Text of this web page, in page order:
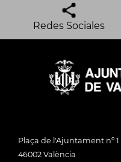
Redes Sociales
Plaça de l'Ajuntament nº 1
46002 València